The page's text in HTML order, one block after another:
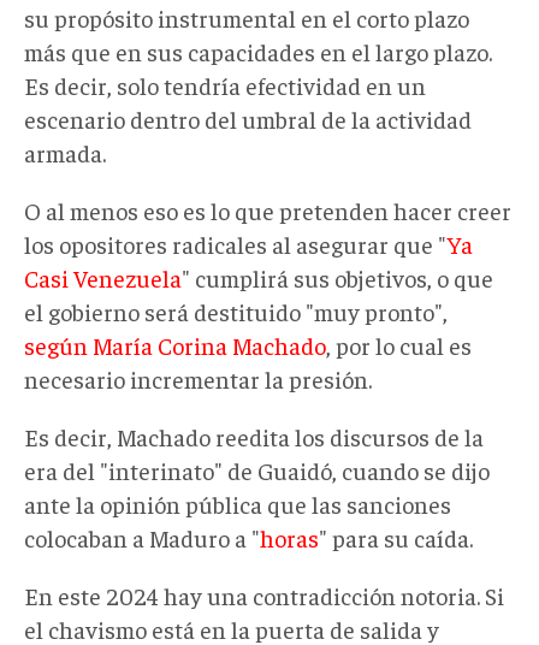
su propósito instrumental en el corto plazo
más que en sus capacidades en el largo plazo.
Es decir, solo tendría efectividad en un
escenario dentro del umbral de la actividad
armada.
O al menos eso es lo que pretenden hacer creer
los opositores radicales al asegurar que "Ya
Casi Venezuela" cumplirá sus objetivos, o que
el gobierno será destituido "muy pronto",
según María Corina Machado , por lo cual es
necesario incrementar la presión.
Es decir, Machado reedita los discursos de la
era del "interinato" de Guaidó, cuando se dijo
ante la opinión pública que las sanciones
colocaban a Maduro a "horas" para su caída.
En este 2024 hay una contradicción notoria. Si
el chavismo está en la puerta de salida y